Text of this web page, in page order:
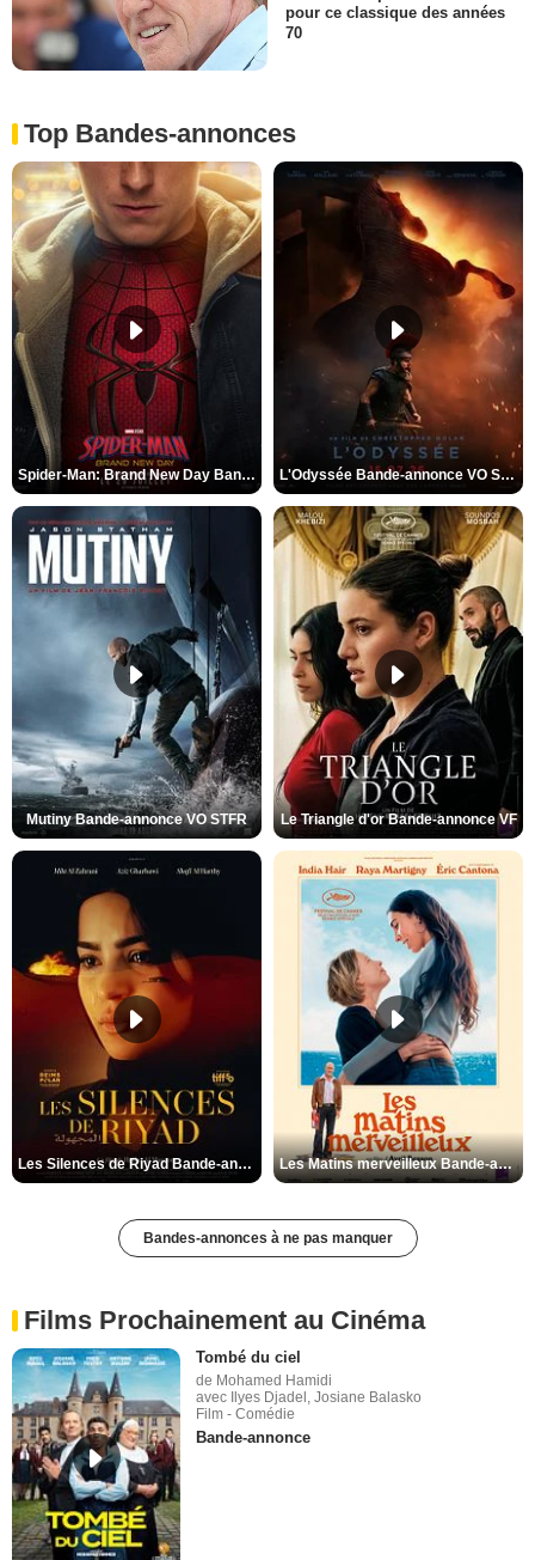
pour ce classique des années
70
Top Bandes-annonces
Spider-Man: Brand New Day Bande-annonce VO STFR L'Odyssée Bande-annonce VO STFR
Mutiny Bande-annonce VO STFR Le Triangle d'or Bande-annonce VF
Les Silences de Riyad Bande-annonce VO STFR Les Matins merveilleux Bande-annonce VF
Bandes-annonces à ne pas manquer
Films Prochainement au Cinéma
Tombé du ciel
de Mohamed Hamidi
avec Ilyes Djadel, Josiane Balasko
Film - Comédie
Bande-annonce